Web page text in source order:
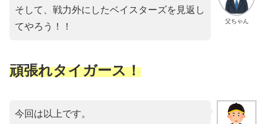
父ちゃん
そして、戦力外にしたベイスターズを見返し
てやろう！！
頑張れタイガース！
今回は以上です。